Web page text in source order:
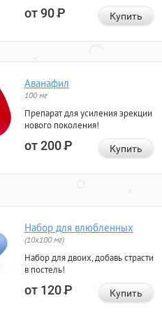
от 90Р Купить
Аванафил
100 мг
Препарат для усиления эрекции
нового поколения!
от 200Р Купить
Набор для влюбленных
(10х100 мг)
Набор для двоих, добавь страсти
в постель!
от 120Р Купить